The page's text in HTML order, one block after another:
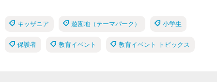
キッザニア 遊園地（テーマパーク） 小学生
保護者 教育イベント 教育イベント トピックス